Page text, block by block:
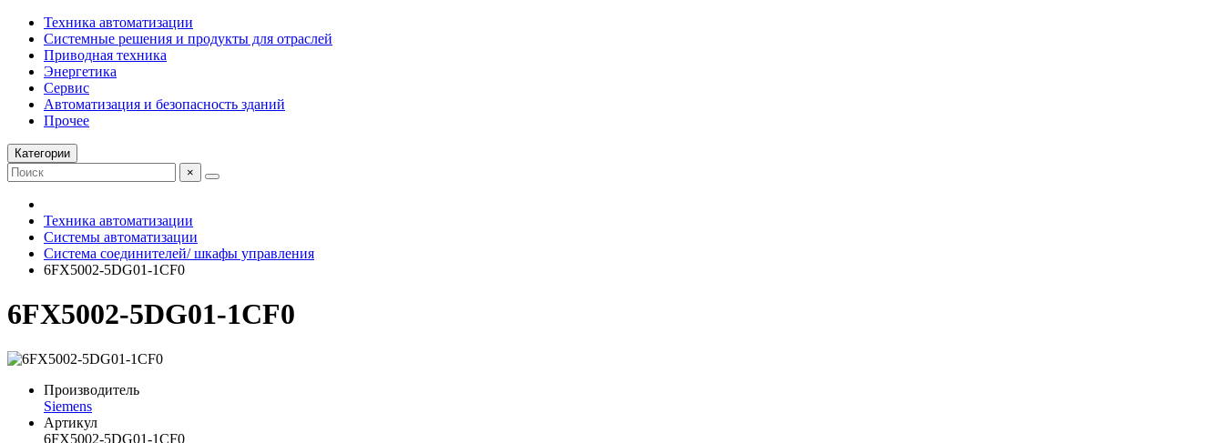
Техника автоматизации
Системные решения и продукты для отраслей
Приводная техника
Энергетика
Сервис
Автоматизация и безопасность зданий
Прочее
Категории
×
Техника автоматизации
Системы автоматизации
Система соединителей/ шкафы управления
6FX5002-5DG01-1CF0
6FX5002-5DG01-1CF0
Производитель
Siemens
Артикул
6FX5002-5DG01-1CF0